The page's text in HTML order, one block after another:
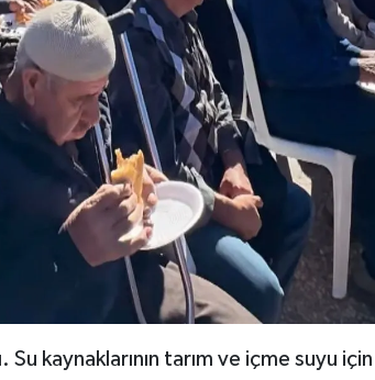
Su kaynaklarının tarım ve içme suyu